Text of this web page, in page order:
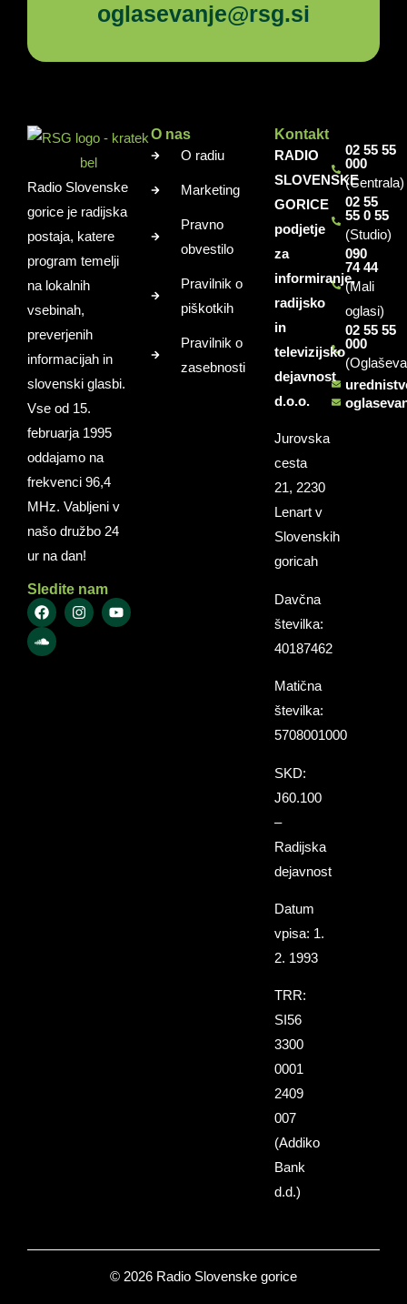
oglasevanje@rsg.si
Radio Slovenske
gorice je radijska
postaja, katere
program temelji
na lokalnih
vsebinah,
preverjenih
informacijah in
slovenski glasbi.
Vse od 15.
februarja 1995
oddajamo na
frekvenci 96,4
MHz. Vabljeni v
našo družbo 24
ur na dan!
Sledite nam
O nas
O radiu
Marketing
Pravno
obvestilo
Pravilnik o
piškotkih
Pravilnik o
zasebnosti
Kontakt
RADIO
SLOVENSKE
GORICE
podjetje
za
informiranje,
radijsko
in
televizijsko
dejavnost
d.o.o.
Jurovska
cesta
21, 2230
Lenart v
Slovenskih
goricah
Davčna
številka:
40187462
Matična
številka:
5708001000
SKD:
J60.100
–
Radijska
dejavnost
Datum
vpisa: 1.
2. 1993
TRR:
SI56
3300
0001
2409
007
(Addiko
Bank
d.d.)
02 55 55
000
(Centrala)
02 55
55 0 55
(Studio)
090
74 44
(Mali
oglasi)
02 55 55
000
© 2026 Radio Slovenske gorice